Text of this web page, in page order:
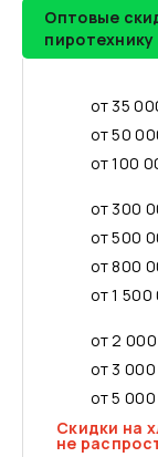
Оптовые
пиротехнику
от 35
от 50
от 100
от 300
от 500
от 800
от 1
от 2
от 3
от 5
Скидки на
не